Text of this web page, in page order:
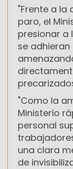
"Frente a la
paro, el
presionar a
se
"Como la
Ministerio
personal
una clara
de